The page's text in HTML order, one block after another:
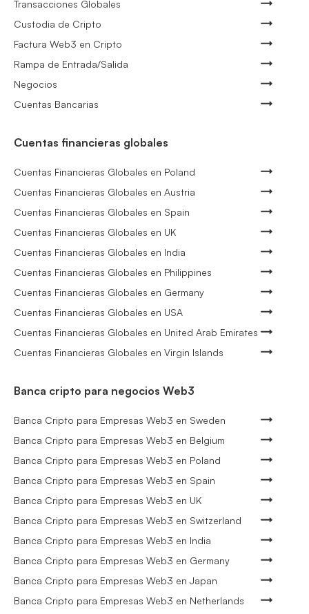
Transacciones Globales
Custodia de Cripto
Factura Web3 en Cripto
Rampa de Entrada/Salida
Negocios
Cuentas Bancarias
Cuentas financieras globales
Cuentas Financieras Globales en Poland
Cuentas Financieras Globales en Austria
Cuentas Financieras Globales en Spain
Cuentas Financieras Globales en UK
Cuentas Financieras Globales en India
Cuentas Financieras Globales en Philippines
Cuentas Financieras Globales en Germany
Cuentas Financieras Globales en USA
Cuentas Financieras Globales en United Arab Emirates
Cuentas Financieras Globales en Virgin Islands
Banca cripto para negocios Web3
Banca Cripto para Empresas Web3 en Sweden
Banca Cripto para Empresas Web3 en Belgium
Banca Cripto para Empresas Web3 en Poland
Banca Cripto para Empresas Web3 en Spain
Banca Cripto para Empresas Web3 en UK
Banca Cripto para Empresas Web3 en Switzerland
Banca Cripto para Empresas Web3 en India
Banca Cripto para Empresas Web3 en Germany
Banca Cripto para Empresas Web3 en Japan
Banca Cripto para Empresas Web3 en Netherlands